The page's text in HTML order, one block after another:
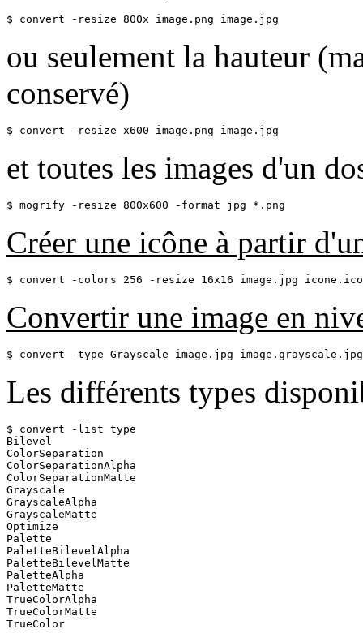
$ convert -resize 800x image.png image.jpg
ou seulement la hauteur
conservé)
$ convert -resize x600 image.png image.jpg
et toutes les images d'un
$ mogrify -resize 800x600 -format jpg *.png
Créer une icône à partir
$ convert -colors 256 -resize 16x16 image.jpg icone.ico
Convertir une image en
$ convert -type Grayscale image.jpg image.grayscale.jpg
Les différents types
$ convert -list type
Bilevel
ColorSeparation
ColorSeparationAlpha
ColorSeparationMatte
Grayscale
GrayscaleAlpha
GrayscaleMatte
Optimize
Palette
PaletteBilevelAlpha
PaletteBilevelMatte
PaletteAlpha
PaletteMatte
TrueColorAlpha
TrueColorMatte
TrueColor